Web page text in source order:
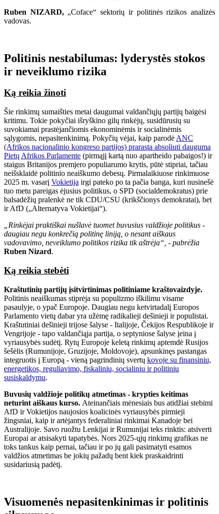
Ruben NIZARD, „Coface“ sektorių ir politinės rizikos analizės
vadovas.
Politinis nestabilumas: lyderystės stokos
ir neveiklumo rizika
Ką reikia žinoti
Šie rinkimų sumaišties metai daugumai valdančiųjų partijų baigėsi
kritimu. Tokie pokyčiai išryškino gilų rinkėjų, susidūrusių su
suvokiamai prastėjančiomis ekonominėmis ir socialinėmis
sąlygomis, nepasitenkinimą. Pokyčių vėjai, kaip parodė ANC
(Afrikos nacionalinio kongreso partijos) prarasta absoliuti dauguma
Pietų Afrikos Parlamente (pirmąjį kartą nuo apartheido pabaigos!) ir
staigus Britanijos premjero populiarumo krytis, pūtė stipriai, tačiau
neišsklaidė politinio neaiškumo debesų. Pirmalaikiuose rinkimuose
2025 m. vasarį Vokietija irgi pateko po ta pačia banga, kuri nusinešė
tuo metu pareigas ėjusius politikus, o SPD (socialdemokratus) prie
balsadėžių pralenkė ne tik CDU/CSU (krikščionys demokratai), bet
ir AfD („Alternatyva Vokietijai“).
„Rinkėjai praktiškai nušlavė tuomet buvusius valdžioje politikus -
daugiau negu konkrečią politinę liniją, o nesant aiškaus
vadovavimo, neveiklumo politikos rizika tik aštrėja“, - pabrėžia
Ruben Nizard.
Ką reikia stebėti
Kraštutinių partijų įsitvirtinimas politiniame kraštovaizdyje.
Politinis neaiškumas stiprėja su populizmo iškilimu visame
pasaulyje, o ypač Europoje. Daugiau negu ketvirtadalį Europos
Parlamento vietų dabar yra užėmę radikalieji dešinieji ir populistai.
Kraštutiniai dešinieji trijose šalyse - Italijoje, Čekijos Respublikoje ir
Vengrijoje - tapo valdančiąja partija, o septyniose šalyse įeina į
vyriausybės sudėtį. Rytų Europoje keletą rinkimų aptemdė Rusijos
šešėlis (Rumunijoje, Gruzijoje, Moldovoje), apsunkinęs pastangas
integruotis į Europą - vieną pagrindinių svertų kovoje su finansiniu,
energetikos, reguliavimo, fiskaliniu, socialiniu ir politiniu
susiskaldymu.
Buvusių valdžioje politikų atmetimas - krypties keitimas
neturint aiškaus kurso. Ateinančiais mėnesiais bus atidžiai stebimi
AfD ir Vokietijos naujosios koalicinės vyriausybės pirmieji
žingsniai, kaip ir artėjantys federaliniai rinkimai Kanadoje bei
Australijoje. Savo ruožtu Lenkijai ir Rumunijai teks rinktis: atsiverti
Europai ar atsisakyti tapatybės. Nors 2025-ųjų rinkimų grafikas ne
toks tankus kaip pernai, tačiau ir po jų gali pasimatyti esamos
valdžios atmetimas be jokių pažadų bent kiek praskaidrinti
susidariusią padėtį.
Visuomenės nepasitenkinimas ir politinis